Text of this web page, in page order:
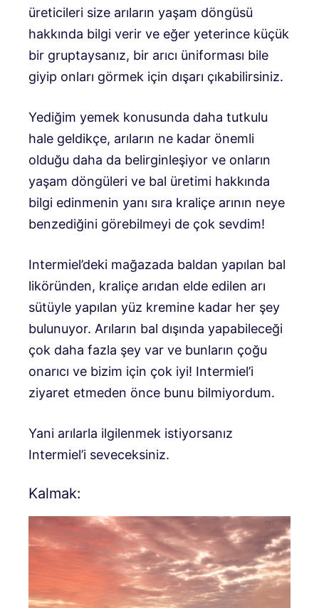
üreticileri size arıların yaşam döngüsü
hakkında bilgi verir ve eğer yeterince küçük
bir gruptaysanız, bir arıcı üniforması bile
giyip onları görmek için dışarı çıkabilirsiniz.
Yediğim yemek konusunda daha tutkulu
hale geldikçe, arıların ne kadar önemli
olduğu daha da belirginleşiyor ve onların
yaşam döngüleri ve bal üretimi hakkında
bilgi edinmenin yanı sıra kraliçe arının neye
benzediğini görebilmeyi de çok sevdim!
Intermiel’deki mağazada baldan yapılan bal
liköründen, kraliçe arıdan elde edilen arı
sütüyle yapılan yüz kremine kadar her şey
bulunuyor. Arıların bal dışında yapabileceği
çok daha fazla şey var ve bunların çoğu
onarıcı ve bizim için çok iyi! Intermiel’i
ziyaret etmeden önce bunu bilmiyordum.
Yani arılarla ilgilenmek istiyorsanız
Intermiel’i seveceksiniz.
Kalmak: